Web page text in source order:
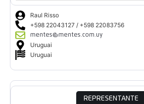
Raul Risso
+598 22043127 / +598 22083756
mentes@mentes.com.uy
Uruguai
Uruguai
REPRESENTANTE